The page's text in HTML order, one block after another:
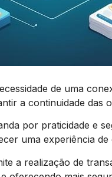
de uma
a continuidade das
por praticidade e
uma experiência
a realização de